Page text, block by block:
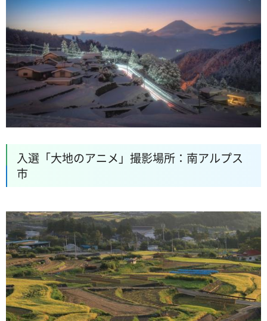
入選「大地のアニメ」撮影場所：南アルプス
市